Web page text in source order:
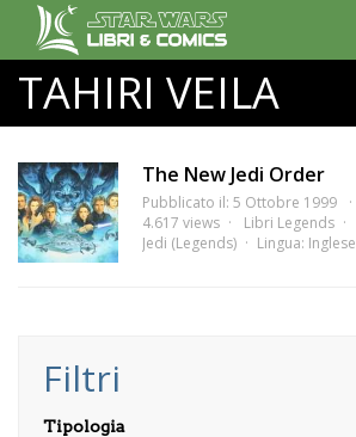
TAHIRI VEILA
The New Jedi Order
Pubblicato il: 5 Ottobre 1999
4.617 views
Libri Legends
Jedi (Legends)
Lingua: Inglese
Filtri
Tipologia